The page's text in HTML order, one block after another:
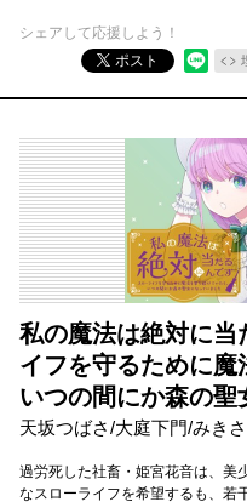
シェアして応援しよう！
ポスト
私の魔法は絶対に
イフを守るために魔
いつの間にか森の聖
天坂つばさ/大庭下門/みき
過労死した社畜・姫宮花音は、美
なスローライフを希望するも、若